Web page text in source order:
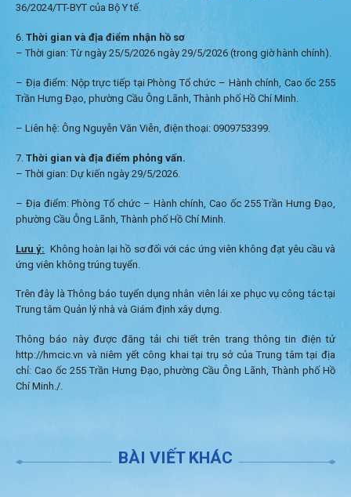
36/2024/TT-BYT của Bộ Y tế.
Thời gian và địa điểm nhận hồ sơ
– Thời gian: Từ ngày 25/5/2026 ngày 29/5/2026 (trong giờ hành chính).
– Địa điểm: Nộp trực tiếp tại Phòng Tổ chức – Hành chính, Cao ốc 255
Trần Hưng Đạo, phường Cầu Ông Lãnh, Thành phố Hồ Chí Minh.
– Liên hệ: Ông Nguyễn Văn Viễn, điện thoại: 0909753399.
Thời gian và địa điểm phỏng vấn.
– Thời gian: Dự kiến ngày 29/5/2026.
– Địa điểm: Phòng Tổ chức – Hành chính, Cao ốc 255 Trần Hưng Đạo,
phường Cầu Ông Lãnh, Thành phố Hồ Chí Minh.
Lưu ý: Không hoàn lại hồ sơ đối với các ứng viên không đạt yêu cầu và
ứng viên không trúng tuyển.
Trên đây là Thông báo tuyển dụng nhân viên lái xe phục vụ công tác tại
Trung tâm Quản lý nhà và Giám định xây dựng.
Thông báo này được đăng tải chi tiết trên trang thông tin điện tử
http://hmcic.vn và niêm yết công khai tại trụ sở của Trung tâm tại địa
chỉ: Cao ốc 255 Trần Hưng Đạo, phường Cầu Ông Lãnh, Thành phố Hồ
Chí Minh./.
BÀI VIẾT KHÁC